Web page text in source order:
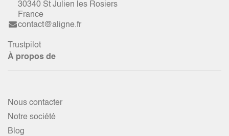
30340 St Julien les Rosiers
France
contact@aligne.fr
Trustpilot
À propos de
Nous contacter
Notre société
Blog